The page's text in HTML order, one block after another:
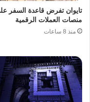
تايوان تفرض قاعدة السفر
منصات العملات الرقمية
منذ 8 ساعات